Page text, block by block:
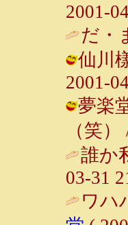
2001-
だ・
仙川
2001-
夢楽
（笑
誰か
03-31
ワハ